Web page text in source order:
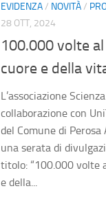
EVIDENZA/ NOVITÀ/
28 OTT, 2024
100.000 volte
cuore e della
L’associazione
collaborazione con
del Comune di
una serata di
titolo: “100.000 volte
e della...